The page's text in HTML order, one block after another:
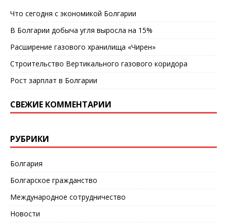
Что сегодня с экономикой Болгарии
В Болгарии добыча угля выросла на 15%
Расширение газового хранилища «Чирен»
Строительство Вертикального газового коридора
Рост зарплат в Болгарии
СВЕЖИЕ КОММЕНТАРИИ
РУБРИКИ
Болгария
Болгарское гражданство
Международное сотрудничество
Новости